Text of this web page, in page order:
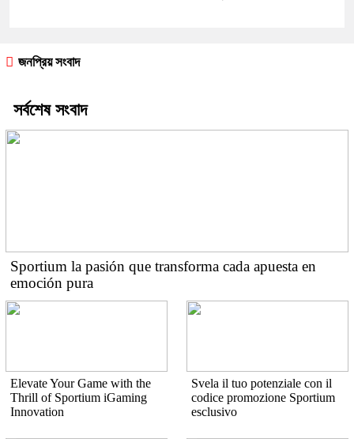
জনপ্রিয় সংবাদ
সর্বশেষ সংবাদ
Sportium la pasión que transforma cada apuesta en
emoción pura
Elevate Your Game with the
Thrill of Sportium iGaming
Innovation
Svela il tuo potenziale con il
codice promozione Sportium
esclusivo